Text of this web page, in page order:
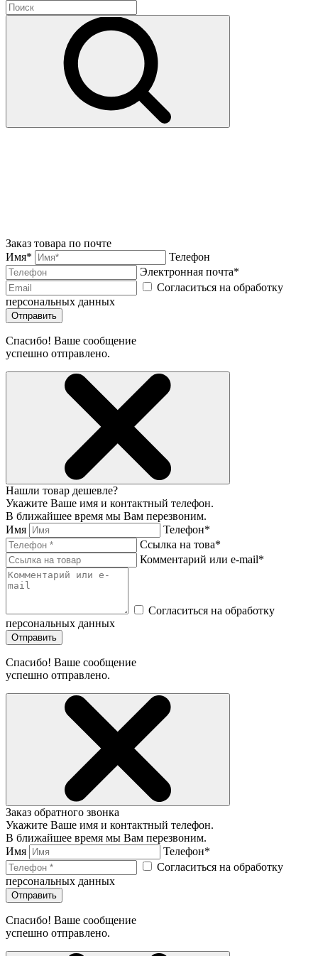
Заказ товара по почте
Имя*
Телефон
Электронная почта*
Согласиться на обработку
персональных данных
Отправить
Спасибо! Ваше сообщение
успешно отправлено.
Нашли товар дешевле?
Укажите Ваше имя и контактный телефон.
В ближайшее время мы Вам перезвоним.
Имя
Телефон*
Ссылка на това*
Комментарий или e-mail*
Согласиться на обработку
персональных данных
Отправить
Спасибо! Ваше сообщение
успешно отправлено.
Заказ обратного звонка
Укажите Ваше имя и контактный телефон.
В ближайшее время мы Вам перезвоним.
Имя
Телефон*
Согласиться на обработку
персональных данных
Отправить
Спасибо! Ваше сообщение
успешно отправлено.